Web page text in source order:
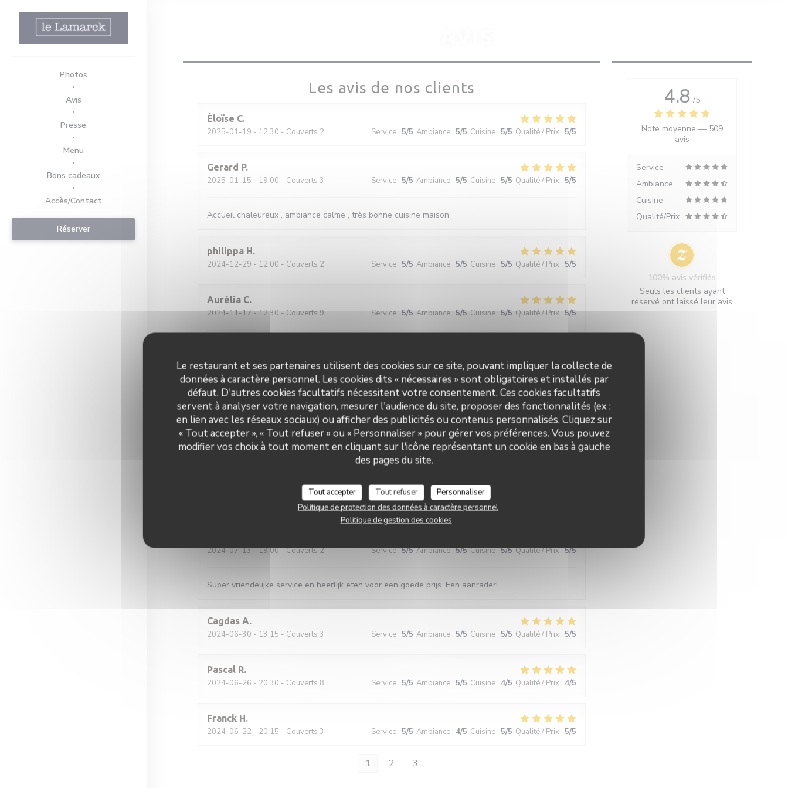
Le restaurant et ses partenaires utilisent des cookies sur ce site, pouvant impliquer la collecte de
données à caractère personnel. Les cookies dits « nécessaires » sont obligatoires et installés par
défaut. D'autres cookies facultatifs nécessitent votre consentement. Ces cookies facultatifs
servent à analyser votre navigation, mesurer l'audience du site, proposer des fonctionnalités (ex :
en lien avec les réseaux sociaux) ou afficher des publicités ou contenus personnalisés. Cliquez sur
« Tout accepter », « Tout refuser » ou « Personnaliser » pour gérer vos préférences. Vous pouvez
modifier vos choix à tout moment en cliquant sur l'icône représentant un cookie en bas à gauche
des pages du site.
Tout accepter Tout refuser
Personnaliser
Politique de protection des données à caractère personnel
Politique de gestion des cookies
Photos
Avis
Presse
Menu((ouvre une nouvelle fenêtre))
Bons cadeaux((ouvre une nouvelle fenêtre))
Accès/Contact
Réserver
Les avis de nos clients
Éloïse C
2025-01-19 - 12:30 - Couverts 2 Service : 5/5 Ambiance : 5/5 Cuisine : 5/5 Qualité / Prix : 5/5
Gerard P
2025-01-15 - 19:00 - Couverts 3 Service : 5/5 Ambiance : 5/5 Cuisine : 5/5 Qualité / Prix : 5/5
Accueil chaleureux , ambiance calme , très bonne cuisine maison
philippa H
2024-12-29 - 12:00 - Couverts 2 Service : 5/5 Ambiance : 5/5 Cuisine : 5/5 Qualité / Prix : 5/5
Aurélia C
2024-11-17- 12:30 - Couverts 9 Service: 5/5 Ambiance: 5/5 Cuisine: 5/5 Qualité / Prix : 5/5
Laurence C
2024-09-28- 18:30 - Couverts 12 Service:5/5 Ambiance:5 /5 Cuisine: 5/5 Qualité / Prix:5/5
Équipe attentive et très serviable, très bons produits, cuisine fine. Même les végétariens se sont
régalés sans avoir l'impression d'être un problème !
- 21:30 - Couverts 2 Service:5/5 Ambiance:5/5 Cuisine :
2024-07-13- 19:00 - Couverts 2 Service:5/5 Ambiance:5/5 Cuisine:5/5 Qualité / Prix:5/5
Super vriendelijke service en heerlijk eten voor een goede prijs. Een aanrader!
Cagdas A
2024-06-30 - 13:15 - Couverts 3 Service : 5/5 Ambiance : 5/5 Cuisine : 5/5 Qualité / Prix : 5/5
Pascal R
2024-06-26 - 20:30 - Couverts 8 Service : 5/5 Ambiance : 5/5 Cuisine : 4/5 Qualité / Prix : 4/5
Franck H
2024-06-22 - 20:15 - Couverts 3 Service : 5/5 Ambiance : 4/5 Cuisine : 5/5 Qualité / Prix : 5/5
1 2 3
4.8 /5
Note moyenne — 509
avis
Service
Ambiance
Cuisine
Qualité/Prix
100% avis vérifiés
Seuls les clients ayant
réservé ont laissé leur avis